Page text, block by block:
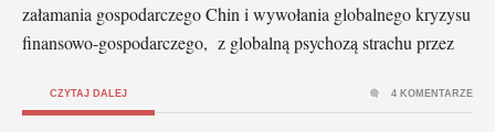
załamania gospodarczego Chin i wywołania globalnego kryzysu
finansowo-gospodarczego, z globalną psychozą strachu przez
CZYTAJ DALEJ 4 KOMENTARZE